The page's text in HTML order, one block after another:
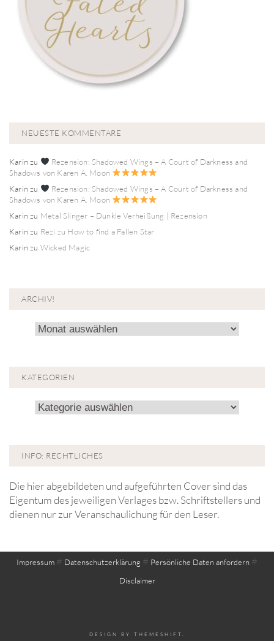
NEUESTE KOMMENTARE
Karinzu
Rezension: Shadowed Wings – A Court of Darkness and
Shadows von Karen A. Moon
Karinzu
Rezension: Shadowed Wings – A Court of Darkness and
Shadows von Karen A. Moon
Karinzu Metal Slinger – Dunkle Verheißung | Rezension
Karinzu Rezi zu How to find a Fallen Star
Karinzu Wicked Magic
ARCHIV!
Archiv!
KATEGORIEN
Kategorien
INFO: RECHTLICHES
Die hier abgebildeten und aufgeführten Cover sind das
Eigentum des jeweiligen Verlages bzw. Schriftstellers und
dienen nur zur Veranschaulichung für den Leser.
Impressum # Datenschutzerklärung # Persönliche Daten anfordern #
Disclaimer
DESIGN BY THEMESHIFT